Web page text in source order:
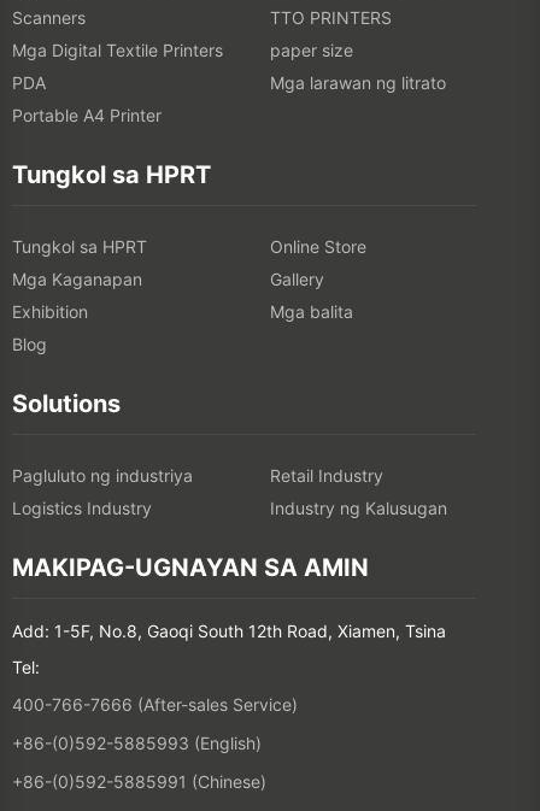
Scanners
TTO PRINTERS
Mga Digital Textile Printers
paper size
PDA
Mga larawan ng litrato
Portable A4 Printer
Tungkol sa HPRT
Tungkol sa HPRT
Online Store
Mga Kaganapan
Gallery
Exhibition
Mga balita
Blog
Solutions
Pagluluto ng industriya
Retail Industry
Logistics Industry
Industry ng Kalusugan
MAKIPAG-UGNAYAN SA AMIN
Add: 1-5F, No.8, Gaoqi South 12th Road, Xiamen, Tsina
Tel:
400-766-7666 (After-sales Service)
+86-(0)592-5885993 (English)
+86-(0)592-5885991 (Chinese)